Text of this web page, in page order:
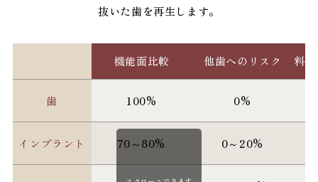
機能面比較 他歯へのリスク 料
歯 100% 0%
インプラント 70～80% 0～20%